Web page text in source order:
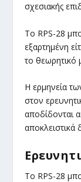
σχεσιακής
Το RPS-28
εξαρτημένη
το θεωρητικό
Η ερμηνεία
στον
αποδίδονται
αποκλειστικά
Το RPS-28